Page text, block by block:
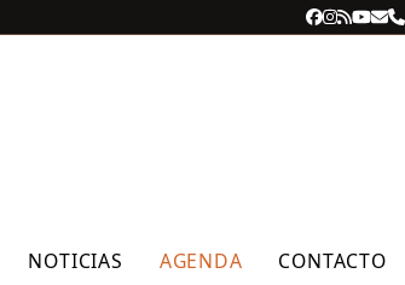
Facebook
RSS
NOTICIAS AGENDA CONTACTO